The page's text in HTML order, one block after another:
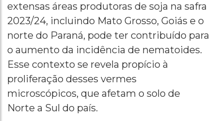
extensas áreas produtoras de soja na safra
2023/24, incluindo Mato Grosso, Goiás e o
norte do Paraná, pode ter contribuído para
o aumento da incidência de nematoides.
Esse contexto se revela propício à
proliferação desses vermes
microscópicos, que afetam o solo de
Norte a Sul do país.